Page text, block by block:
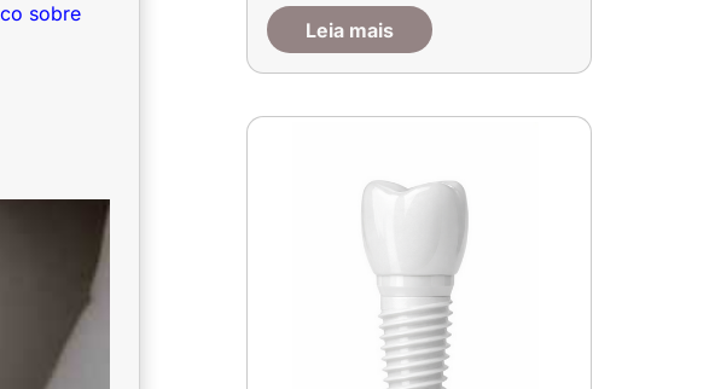
sobre
Leia mais